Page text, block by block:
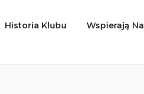
Historia Klubu Wspierają